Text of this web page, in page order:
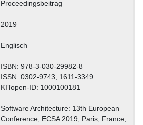
Proceedingsbeitrag
2019
Englisch
ISBN: 978-3-030-29982-8
ISSN: 0302-9743, 1611-3349
KITopen-ID: 1000100181
Software Architecture: 13th European
Conference, ECSA 2019, Paris, France,